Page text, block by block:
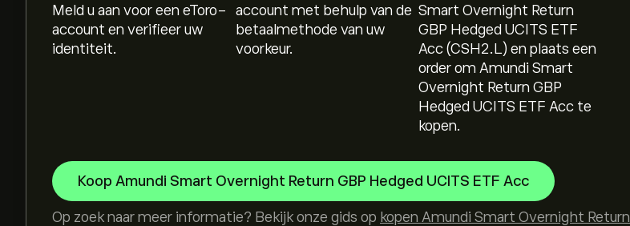
Meld u aan voor een eToro-
account en verifieer uw
identiteit.
account met behulp van de
betaalmethode van uw
voorkeur.
Smart Overnight Return
GBP Hedged UCITS ETF
Acc (CSH2.L) en plaats een
order om Amundi Smart
Overnight Return GBP
Hedged UCITS ETF Acc te
kopen.
Koop Amundi Smart Overnight Return GBP Hedged UCITS ETF Acc
Op zoek naar meer informatie? Bekijk onze gids op kopen Amundi Smart Overnight Return